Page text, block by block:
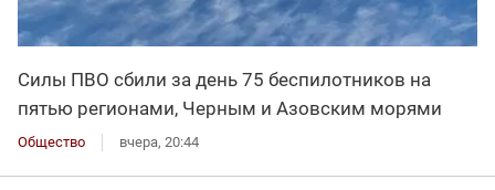
Силы ПВО сбили за день 75 беспилотников на
пятью регионами, Черным и Азовским морями
Общество вчера, 20:44